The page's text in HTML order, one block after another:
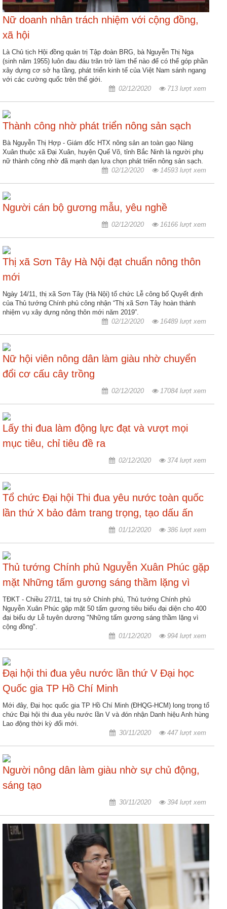
Hướng
dẫn
tục
Hình
Các
kỳ
Đại
hội
quốc
Điển
hình
tiến
Phong
đua
Chính
Kinh
tế
-
Xã
hội
Hợp
tác
đào
đề
tài
cận
thông
tin
Tìm
kiếm
Đăng
nhập
Nữ doanh nhân trách nhiệm với cộng đồng,
xã hội
Là Chủ tịch Hội đồng quản trị Tập đoàn BRG, bà Nguyễn Thị Nga
(sinh năm 1955) luôn đau đáu trăn trở làm thế nào để có thể góp phần
xây dựng cơ sở hạ tầng, phát triển kinh tế của Việt Nam sánh ngang
với các cường quốc trên thế giới.
02/12/2020
713 lượt xem
Thành công nhờ phát triển nông sản sạch
Bà Nguyễn Thị Hợp - Giám đốc HTX nông sản an toàn gạo Nàng
Xuân thuộc xã Đại Xuân, huyện Quế Võ, tỉnh Bắc Ninh là người phụ
nữ thành công nhờ đã mạnh dạn lựa chọn phát triển nông sản sạch.
02/12/2020
14593 lượt xem
Người cán bộ gương mẫu, yêu nghề
02/12/2020 16166 lượt xem
Thị xã Sơn Tây Hà Nội đạt chuẩn nông thôn
mới
Ngày 14/11, thị xã Sơn Tây (Hà Nội) tổ chức Lễ công bố Quyết định
của Thủ tướng Chính phủ công nhận “Thị xã Sơn Tây hoàn thành
nhiệm vụ xây dựng nông thôn mới năm 2019”.
02/12/2020
16489 lượt xem
Nữ hội viên nông dân làm giàu nhờ chuyển
đổi cơ cấu cây trồng
02/12/2020 17084 lượt xem
Lấy thi đua làm động lực đạt và vượt mọi
mục tiêu, chỉ tiêu đề ra
02/12/2020 374 lượt xem
Tổ chức Đại hội Thi đua yêu nước toàn quốc
lần thứ X bảo đảm trang trọng, tạo dấu ấn
01/12/2020 386 lượt xem
Thủ tướng Chính phủ Nguyễn Xuân Phúc gặp
mặt Những tấm gương sáng thầm lặng vì
cộng đồng
TĐKT - Chiều 27/11, tại trụ sở Chính phủ, Thủ tướng Chính phủ
Nguyễn Xuân Phúc gặp mặt 50 tấm gương tiêu biểu đại diện cho 400
đại biểu dự Lễ tuyên dương "Những tấm gương sáng thầm lặng vì
cộng đồng".
01/12/2020
994 lượt xem
Đại hội thi đua yêu nước lần thứ V Đại học
Quốc gia TP Hồ Chí Minh
Mới đây, Đại học quốc gia TP Hồ Chí Minh (ĐHQG-HCM) long trọng tổ
chức Đại hội thi đua yêu nước lần V và đón nhận Danh hiệu Anh hùng
Lao động thời kỳ đổi mới.
30/11/2020
447 lượt xem
Người nông dân làm giàu nhờ sự chủ động,
sáng tạo
30/11/2020 394 lượt xem